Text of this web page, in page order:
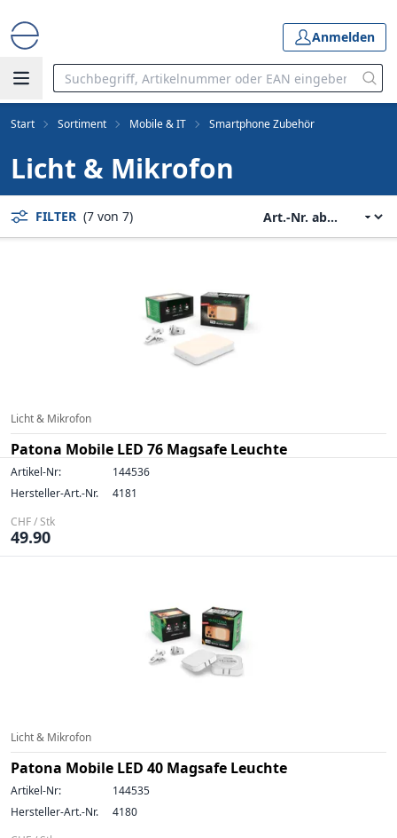
Anmelden
Start Sortiment Mobile & IT Smartphone Zubehör
Licht & Mikrofon
FILTER (7 von 7)
Licht & Mikrofon
Patona Mobile LED 76 Magsafe Leuchte
Artikel-Nr:
144536
Hersteller-Art.-Nr.
4181
CHF / Stk
49.90
Licht & Mikrofon
Patona Mobile LED 40 Magsafe Leuchte
Artikel-Nr:
144535
Hersteller-Art.-Nr.
4180